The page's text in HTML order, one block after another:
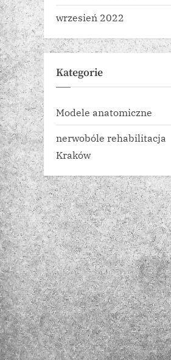
wrzesień 2022
Kategorie
Modele anatomiczne
nerwobóle rehabilitacja
Kraków